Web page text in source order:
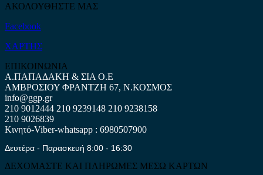
ΑΚΟΛΟΥΘΗΣΤΕ ΜΑΣ
Facebook
ΧΑΡΤΗΣ
ΕΠΙΚΟΙΝΩΝΙΑ
Α.ΠΑΠΑΔΑΚΗ & ΣΙΑ Ο.Ε
ΑΜΒΡΟΣΙΟΥ ΦΡΑΝΤΖΗ 67, Ν.ΚΟΣΜΟΣ
info@ggp.gr
210 9012444 210 9239148 210 9238158
210 9026839
Κινητό-Viber-whatsapp : 6980507900
Δευτέρα - Παρασκευή 8:00 - 16:30
ΔΕΧΟΜΑΣΤΕ ΚΑΙ ΠΛΗΡΩΜΕΣ ΜΕΣΩ ΚΑΡΤΩΝ